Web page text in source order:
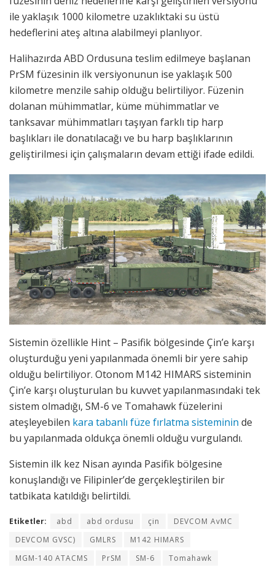
ile yaklaşık 1000 kilometre uzaklıktaki su üstü
hedeflerini ateş altına alabilmeyi planlıyor.
Halihazırda ABD Ordusuna teslim edilmeye başlanan
PrSM füzesinin ilk versiyonunun ise yaklaşık 500
kilometre menzile sahip olduğu belirtiliyor. Füzenin
dolanan mühimmatlar, küme mühimmatlar ve
tanksavar mühimmatları taşıyan farklı tip harp
başlıkları ile donatılacağı ve bu harp başlıklarının
geliştirilmesi için çalışmaların devam ettiği ifade edildi.
Sistemin özellikle Hint – Pasifik bölgesinde Çin’e karşı
oluşturduğu yeni yapılanmada önemli bir yere sahip
olduğu belirtiliyor. Otonom M142 HIMARS sisteminin
Çin’e karşı oluşturulan bu kuvvet yapılanmasındaki tek
sistem olmadığı, SM-6 ve Tomahawk füzelerini
ateşleyebilen kara tabanlı füze fırlatma sisteminin de
bu yapılanmada oldukça önemli olduğu vurgulandı.
Sistemin ilk kez Nisan ayında Pasifik bölgesine
konuşlandığı ve Filipinler’de gerçekleştirilen bir
tatbikata katıldığı belirtildi.
Etiketler: abd abd ordusu çin
DEVCOM AvMC
DEVCOM GVSC)
GMLRS
M142 HIMARS
MGM-140 ATACMS
PrSM SM-6 Tomahawk